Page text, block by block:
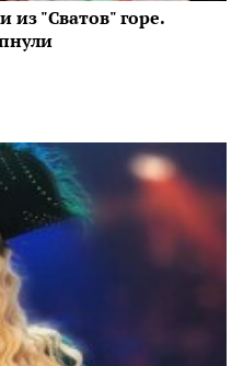
из "Сватов" горе.